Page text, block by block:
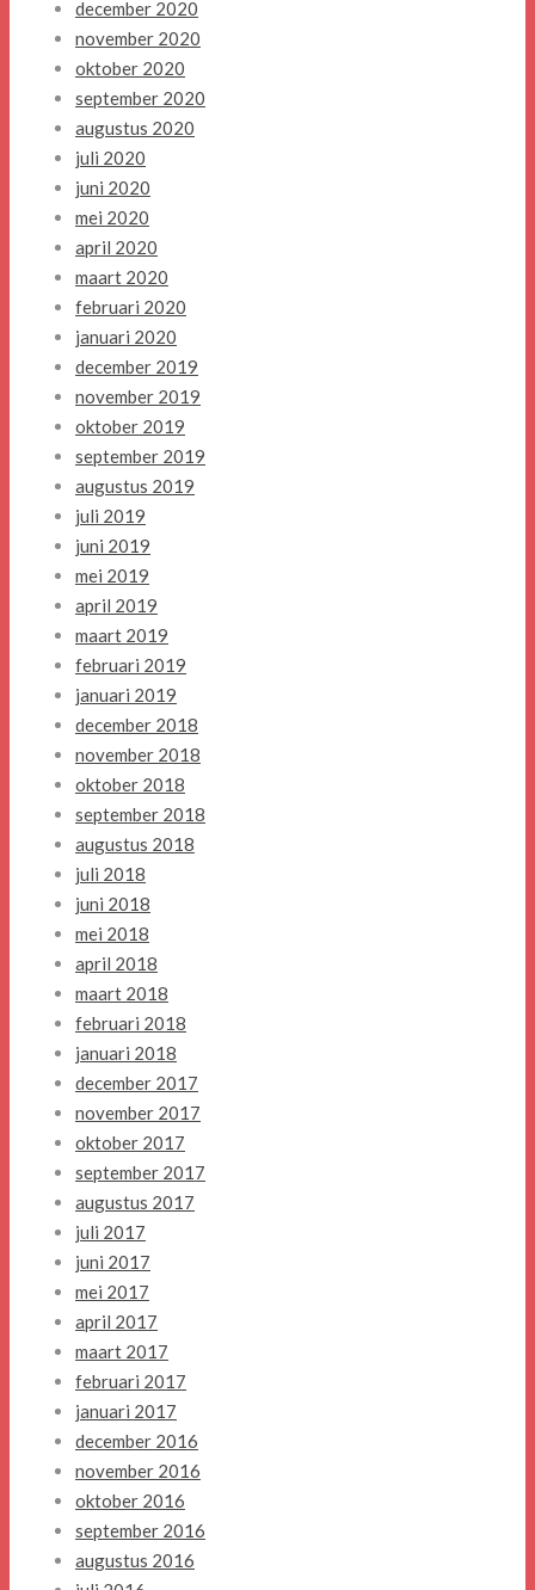
december 2020
november 2020
oktober 2020
september 2020
augustus 2020
juli 2020
juni 2020
mei 2020
april 2020
maart 2020
februari 2020
januari 2020
december 2019
november 2019
oktober 2019
september 2019
augustus 2019
juli 2019
juni 2019
mei 2019
april 2019
maart 2019
februari 2019
januari 2019
december 2018
november 2018
oktober 2018
september 2018
augustus 2018
juli 2018
juni 2018
mei 2018
april 2018
maart 2018
februari 2018
januari 2018
december 2017
november 2017
oktober 2017
september 2017
augustus 2017
juli 2017
juni 2017
mei 2017
april 2017
maart 2017
februari 2017
januari 2017
december 2016
november 2016
oktober 2016
september 2016
augustus 2016